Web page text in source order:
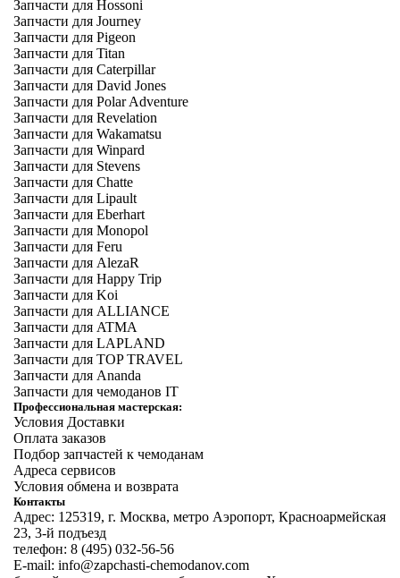
Запчасти для Hossoni
Запчасти для Journey
Запчасти для Pigeon
Запчасти для Titan
Запчасти для Caterpillar
Запчасти для David Jones
Запчасти для Polar Adventure
Запчасти для Revelation
Запчасти для Wakamatsu
Запчасти для Winpard
Запчасти для Stevens
Запчасти для Chatte
Запчасти для Lipault
Запчасти для Eberhart
Запчасти для Monopol
Запчасти для Feru
Запчасти для AlezaR
Запчасти для Happy Trip
Запчасти для Koi
Запчасти для ALLIANCE
Запчасти для ATMA
Запчасти для LAPLAND
Запчасти для TOP TRAVEL
Запчасти для Ananda
Запчасти для чемоданов IT
Профессиональная мастерская:
Условия Доставки
Оплата заказов
Подбор запчастей к чемоданам
Адреса сервисов
Условия обмена и возврата
Контакты
Адрес: 125319, г. Москва, метро Аэропорт, Красноармейская
23, 3-й подъезд
телефон: 8 (495) 032-56-56
E-mail: info@zapchasti-chemodanov.com